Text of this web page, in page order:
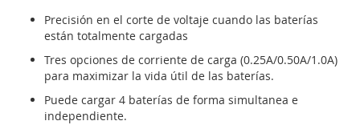
Precisión en el corte de voltaje cuando las baterías
están totalmente cargadas
Tres opciones de corriente de carga (0.25A/0.50A/1.0A)
para maximizar la vida útil de las baterías.
Puede cargar 4 baterías de forma simultanea e
independiente.